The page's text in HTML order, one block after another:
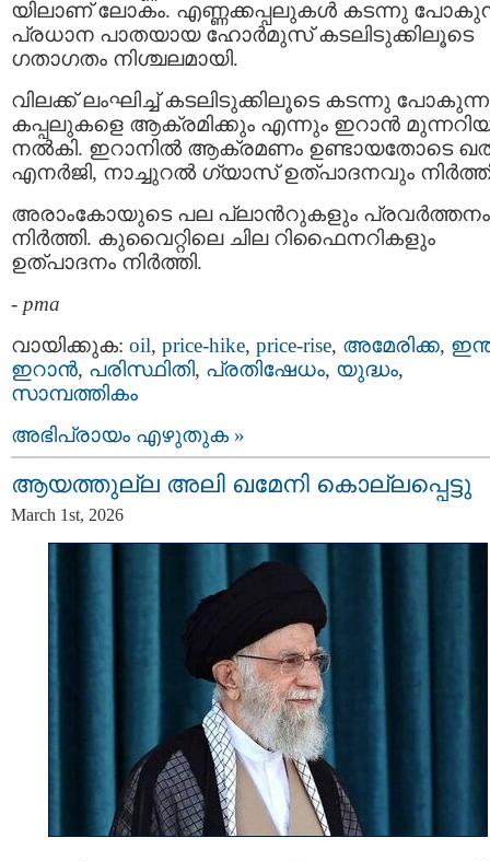
യിലാണ് ലോകം. എണ്ണക്കപ്പലുകൾ കടന്നു
പ്രധാന പാതയായ ഹോർമുസ് കടലിടുക്കിലൂടെ
ഗതാഗതം നിശ്ചലമായി.
വിലക്ക് ലംഘിച്ച് കടലിടുക്കിലൂടെ കടന്നു പോകുന്ന
കപ്പലുകളെ ആക്രമിക്കും എന്നും ഇറാൻ
നൽകി. ഇറാനിൽ ആക്രമണം ഉണ്ടായതോടെ
എനർജി, നാച്ചുറൽ ഗ്യാസ് ഉത്പാദനവും
അരാംകോയുടെ പല പ്ലാന്‍റുകളും പ്രവര്‍ത്തനം
നിർത്തി. കുവൈറ്റിലെ ചില റിഫൈനറികളും
ഉത്പാദനം നിർത്തി.
- pma
വായിക്കുക: oil, price-hike, price-rise, അമേരിക്ക,
ഇറാന്‍, പരിസ്ഥിതി, പ്രതിഷേധം, യുദ്ധം,
സാമ്പത്തികം
അഭിപ്രായം എഴുതുക »
ആയത്തുല്ല അലി ഖമേനി കൊല്ലപ്പെട്ടു
March 1st, 2026